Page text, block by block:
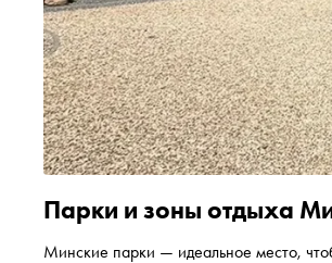
Парки и зоны отдыха
Минские парки — идеальное место,